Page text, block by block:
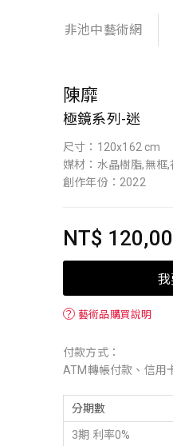
非池中藝術網
陳靡
極鏡系列-迷
尺寸：120x162 cm
媒材：水晶樹脂,無框
創作年份：2022
NT$
？ 藝術品購買說明
付款方式：
ATM轉帳付款、信用
分期數
3期 利率0%